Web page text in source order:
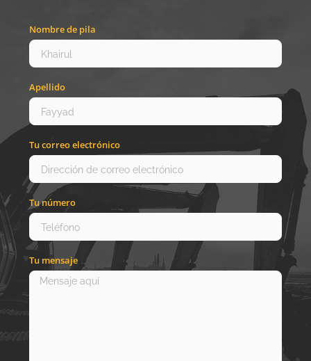
Nombre de pila
Apellido
Tu correo electrónico
Tu número
Tu mensaje